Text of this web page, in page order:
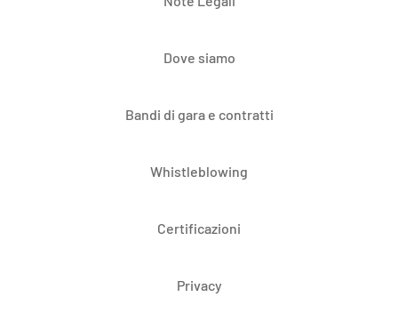
Dove siamo
Bandi di gara e contratti
Whistleblowing
Certificazioni
Privacy